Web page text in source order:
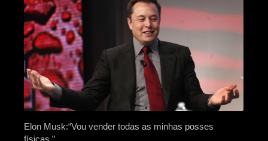
Elon Musk:“Vou vender todas as minhas posses
físicas.”